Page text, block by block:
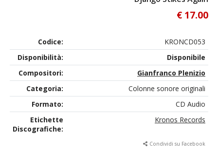
€ 17.00
Codice:
KRONCD053
Disponibilità:
Disponibile
Compositori:
Gianfranco Plenizio
Categoria:
Colonne sonore originali
Formato:
CD Audio
Etichette
Discografiche:
Kronos Records
Condividi su Facebook